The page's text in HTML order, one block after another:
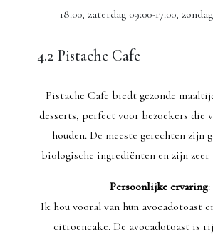
18:00, zaterdag 09:00-17:00,
4.2 Pistache Cafe
Pistache Cafe biedt gezonde
desserts, perfect voor bezoekers die
houden. De meeste gerechten zijn
biologische ingrediënten en zijn zeer
Persoonlijke ervaring:
Ik hou vooral van hun avocadotoast
citroencake. De avocadotoast is